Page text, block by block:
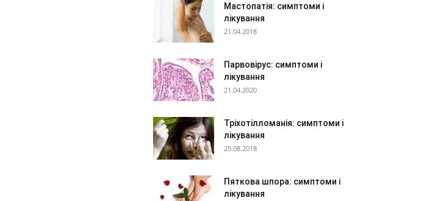
Мастопатія: симптоми і
лікування
21.04.2018
Парвовірус: симптоми і
лікування
21.04.2020
Тріхотілломанія: симптоми і
лікування
25.08.2018
Пяткова шпора: симптоми і
лікування